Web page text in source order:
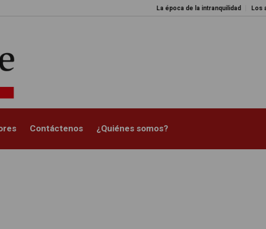
La época de la intranquilidad Los amos del
Contáctenos ¿Quiénes somos?